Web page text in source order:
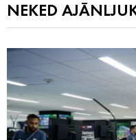
NEKED